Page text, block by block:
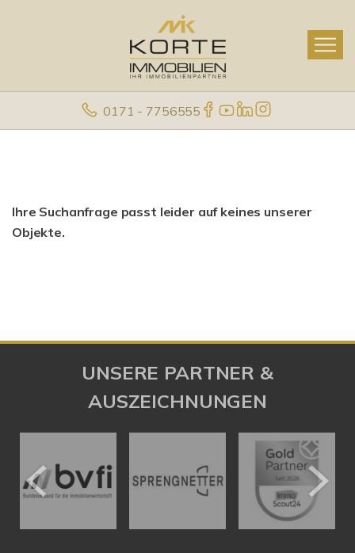
0171 - 7756555
Ihre Suchanfrage passt leider auf keines unserer
Objekte.
UNSERE PARTNER &
AUSZEICHNUNGEN